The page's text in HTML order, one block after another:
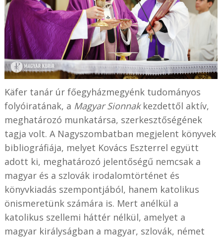
Käfer tanár úr főegyházmegyénk tudományos
folyóiratának, a Magyar Sionnakkezdettől aktív,
meghatározó munkatársa, szerkesztőségének
tagja volt. A Nagyszombatban megjelent könyvek
bibliográfiája, melyet Kovács Eszterrel együtt
adott ki, meghatározó jelentőségű nemcsak a
magyar és a szlovák irodalomtörténet és
könyvkiadás szempontjából, hanem katolikus
önismeretünk számára is. Mert anélkül a
katolikus szellemi háttér nélkül, amelyet a
magyar királyságban a magyar, szlovák, német